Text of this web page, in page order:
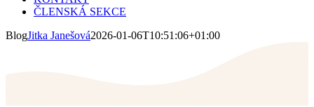
ČLENSKÁ SEKCE
BlogJitka Janešová2026-01-06T10:51:06+01:00